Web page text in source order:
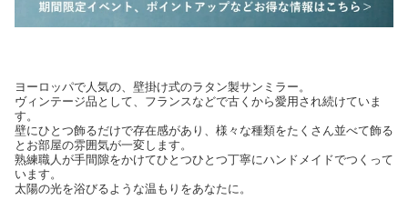
ヨーロッパで人気の、壁掛け式のラタン製サンミラー。
ヴィンテージ品として、フランスなどで古くから愛用され続けていま
す。
壁にひとつ飾るだけで存在感があり、様々な種類をたくさん並べて飾る
とお部屋の雰囲気が一変します。
熟練職人が手間隙をかけてひとつひとつ丁寧にハンドメイドでつくって
います。
太陽の光を浴びるような温もりをあなたに。